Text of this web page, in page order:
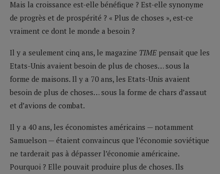
Mais la croissance est-elle bénéfique ? Est-elle synonyme
de progrès et de prospérité ? « Plus de choses », est-ce
vraiment ce dont le monde a besoin ?
Il y a seulement cinq ans, le magazine TIME pensait que les
Etats-Unis avaient besoin de plus de choses… sous la
forme de maisons. Il y a 70 ans, les Etats-Unis avaient
besoin de plus de choses… sous la forme de chars d’assaut
et d’avions de combat.
Il y a 40 ans, les économistes américains — notamment
Samuelson — étaient convaincus que l’économie soviétique
ne tarderait pas à dépasser l’économie américaine.
Pourquoi ? Elle pouvait produire plus de choses. Ils